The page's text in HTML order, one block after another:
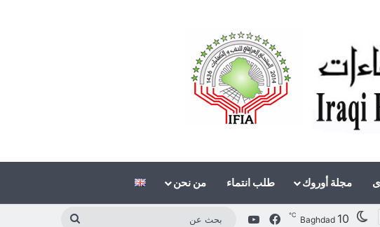
مجلة أوروك طلب انتماء من نحن
Baghdad 10
℃ فيسبوك‫YouTube